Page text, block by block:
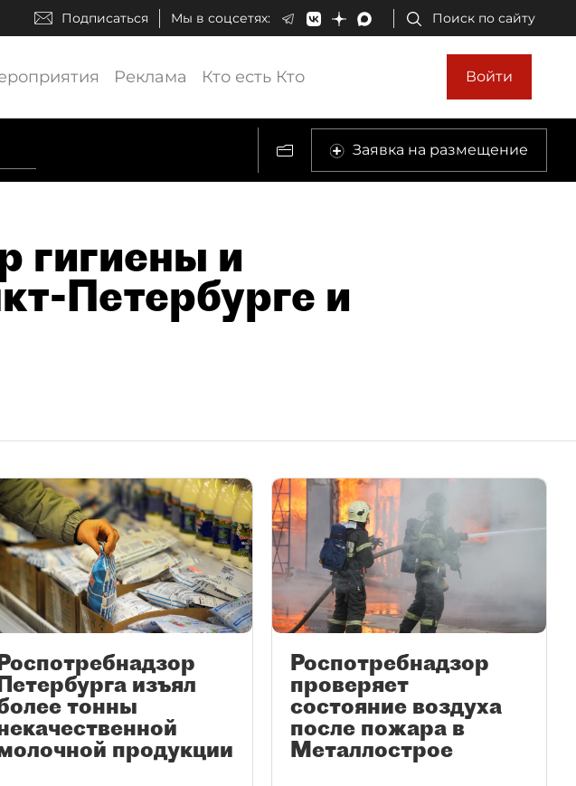
Подписаться Мы в соцсетях: Поиск по сайту
Реклама Кто есть Кто Войти
Заявка на размещение
гигиены и
Петербурге и
изъял
тонны
продукции
Роспотребнадзор
проверяет
состояние воздуха
после пожара в
Металлострое